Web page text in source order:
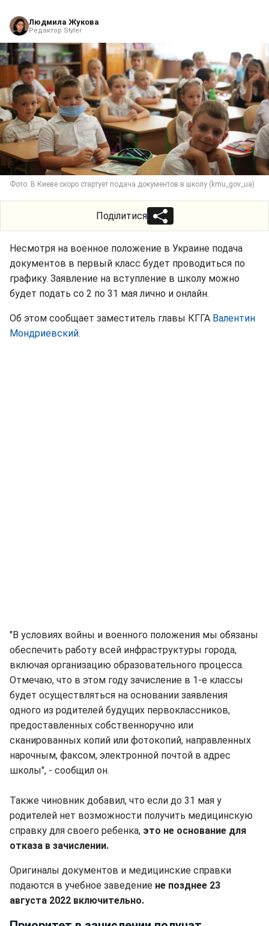
Людмила Жукова
Редактор Styler
Фото: В Киеве скоро стартует подача документов в школу (kmu_gov_ua)
Поділитися
Несмотря на военное положение в Украине подача
документов в первый класс будет проводиться по
графику. Заявление на вступление в школу можно
будет подать со 2 по 31 мая лично и онлайн.
Об этом сообщает заместитель главы КГГА Валентин
Мондриевский.
"В условиях войны и военного положения мы обязаны
обеспечить работу всей инфраструктуры города,
включая организацию образовательного процесса.
Отмечаю, что в этом году зачисление в 1-е классы
будет осуществляться на основании заявления
одного из родителей будущих первоклассников,
предоставленных собственноручно или
сканированных копий или фотокопий, направленных
нарочным, факсом, электронной почтой в адрес
школы", - сообщил он.
Также чиновник добавил, что если до 31 мая у
родителей нет возможности получить медицинскую
справку для своего ребенка, это не основание для
отказа в зачислении.
Оригиналы документов и медицинские справки
подаются в учебное заведение не позднее 23
августа 2022 включительно.